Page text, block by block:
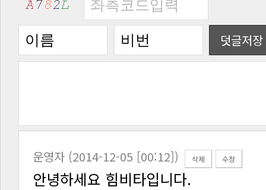
덧글저장
운영자 (2014-12-05 [00:12]) 삭제 수정
안녕하세요 힘비타입니다.